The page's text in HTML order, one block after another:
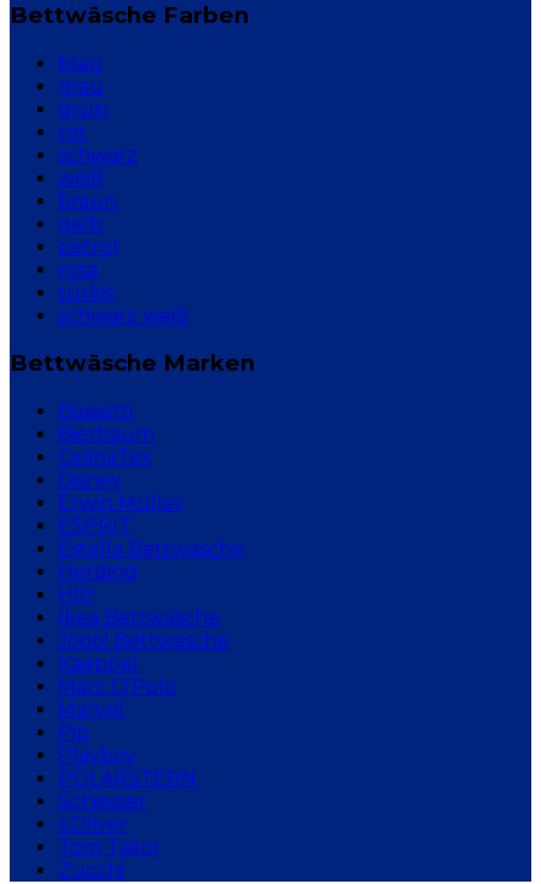
Bettwäsche Farben
blau
grau
grün
rot
schwarz
weiß
braun
gelb
petrol
rosa
türkis
schwarz weiß
Bettwäsche Marken
Bassetti
Bierbaum
CelinaTex
Disney
Erwin Müller
ESPRIT
Estella Bettwäsche
Herding
HIP
Ikea Bettwäsche
Joop! Bettwäsche
Kaeppel
Marc O'Polo
Marvel
Pip
Playboy
POLARSTERN
Schiesser
s.Oliver
Tom Tailor
Zucchi